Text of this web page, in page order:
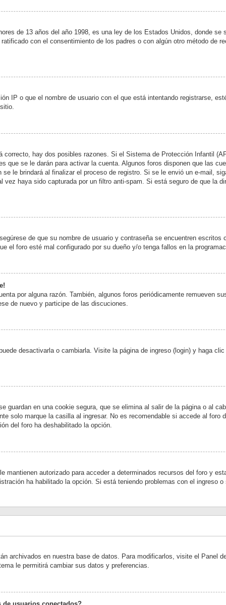
de 13 años del año 1998, es una ley de los Estados Unidos, donde
con el consentimiento de los padres o con algún otro método de
IP o que el nombre de usuario con el que está intentando registrarse,
hay dos posibles razones. Si el Sistema de Protección Infantil
que se le darán para activar la cuenta. Algunos foros disponen que las
le brindará al finalizar el proceso de registro. Si se le envió un e-mail,
haya sido capturada por un filtro anti-spam. Si está seguro de que la
de que su nombre de usuario y contraseña se encuentren
el foro esté mal configurado por su dueño y/o tenga fallos en la
por alguna razón. También, algunos foros periódicamente remueven
de nuevo y participe de las discuciones.
desactivarla o cambiarla. Visite la página de ingreso (login) y haga
guardan en una cookie segura, que se elimina al salir de la página o al
solo marque la casilla al ingresar. No es recomendable si accede al
del foro ha deshabilitado la opción.
mantienen autorizado para acceder a determinados recursos del foro y
ha habilitado la opción. Si está teniendo problemas con el ingreso
archivados en nuestra base de datos. Para modificarlos, visite el Panel
le permitirá cambiar sus datos y preferencias.